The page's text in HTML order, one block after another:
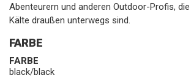
Abenteurern und anderen Outdoor-Profis,
Kälte draußen unterwegs sind.
FARBE
FARBE
black/black